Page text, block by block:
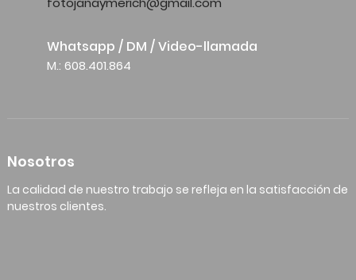
Whatsapp / DM / Video-llamada
M.: 608.401.864
Nosotros
La calidad de nuestro trabajo se refleja en la satisfacción de
nuestros clientes.